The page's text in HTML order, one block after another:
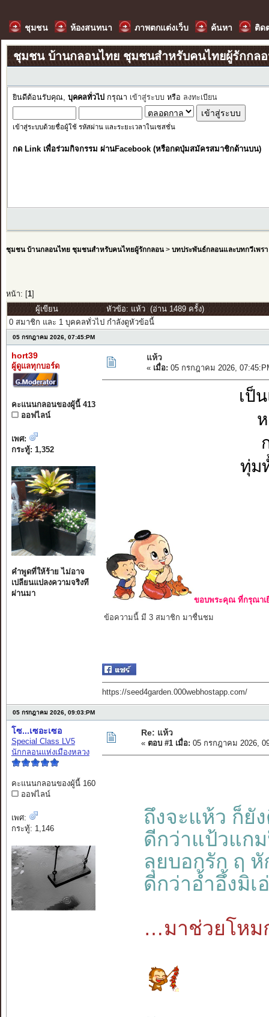
ชุมชน ห้องสนทนา ภาพตกแต่งเว็บ ค้นหา ติด
ชุมชน บ้านกลอนไทย ชุมชนสำหรับคนไทยผู้รักกล
ยินดีต้อนรับคุณ, บุคคลทั่วไป กรุณา เข้าสู่ระบบ หรือ ลงทะเบียน
เข้าสู่ระบบด้วยชื่อผู้ใช้ รหัสผ่าน และระยะเวลาในเซสชั่น
กด Link เพื่อร่วมกิจกรรม ผ่านFacebook (หรือกดปุ่มสมัครสมาชิกด้านบน)
ชุมชน บ้านกลอนไทย ชุมชนสำหรับคนไทยผู้รักกลอน> บทประพันธ์กลอนและบทกวีเพรา
หน้า: [ 1]
ผู้เขียน
หัวข้อ: แห้ว (อ่าน 1489 ครั้ง)
0 สมาชิก และ 1 บุคคลทั่วไป กำลังดูหัวข้อนี้
05 กรกฎาคม 2026, 07:45:PM
hort39
ผู้ดูแลทุกบอร์ด
คะแนนกลอนของผู้นี้ 413
ออฟไลน์
เพศ:
กระทู้: 1,352
คำพูดที่ให้ร้าย ไม่อาจ
เปลียนแปลงความจริงที
ผ่านมา
แห้ว
« เมื่อ: 05 กรกฎาคม 2026,
เป็
ทุ่ม
ขอบพระคุณ ที่กรุณาเ
ข้อความนี้ มี 3 สมาชิก มาชื่นชม
https://seed4garden.000webhostapp.com/
05 กรกฎาคม 2026, 09:03:PM
โซ...เซอะเซอ
Special Class LV5
นักกลอนแห่งเมืองหลวง
คะแนนกลอนของผู้นี้ 160
ออฟไลน์
เพศ:
กระทู้: 1,146
Re: แห้ว
« ตอบ #1 เมื่อ: 05 กรกฎาคม 2026,
ถึงจะแห้ว ก็ยั
ดีกว่าแป้วแก
ลุยบอกรัก ฤ หั
ดีกว่าอ้ำอึ้งมิเ
…มาช่วยโห